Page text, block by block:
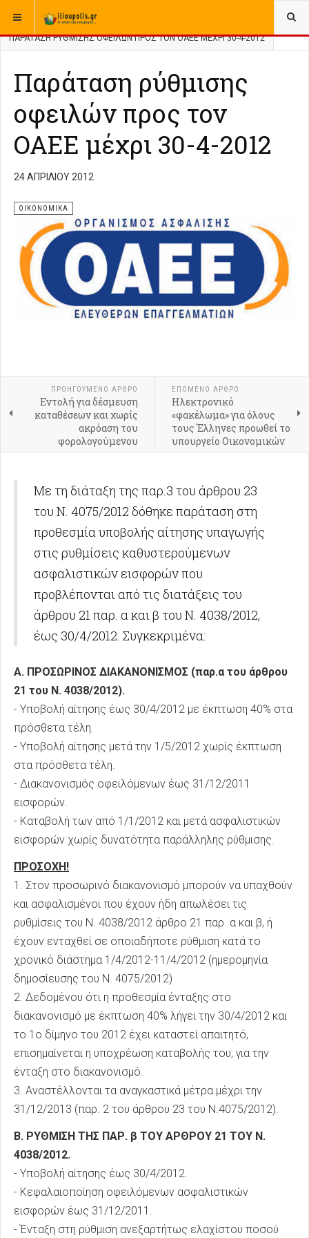
ΒΡΊΣΚΕΣΤΕ ΕΔΏ: ΑΡΧΙΚΉ
ΠΑΡΆΤΑΣΗ ΡΎΘΜΙΣΗΣ ΟΦΕΙΛΏΝ ΠΡΟΣ ΤΟΝ ΟΑΕΕ ΜΈΧΡΙ 30-4-2012
Παράταση ρύθμισης
οφειλών προς τον
ΟΑΕΕ μέχρι 30-4-2012
24 ΑΠΡΙΛΊΟΥ 2012
ΟΙΚΟΝΟΜΙΚΑ
ΠΡΟΗΓΟΎΜΕΝΟ ΑΡΘΡΟ
Εντολή για δέσμευση
καταθέσεων και χωρίς
ακρόαση του
φορολογούμενου
ΕΠΟΜΕΝΟ ΑΡΘΡΟ
Ηλεκτρονικό
«φακέλωμα» για όλους
τους Έλληνες προωθεί το
υπουργείο Οικονομικών
Με τη διάταξη της παρ.3 του άρθρου 23
του Ν. 4075/2012 δόθηκε παράταση στη
προθεσμία υποβολής αίτησης υπαγωγής
στις ρυθμίσεις καθυστερούμενων
ασφαλιστικών εισφορών που
προβλέπονται από τις διατάξεις του
άρθρου 21 παρ. α και β του Ν. 4038/2012,
έως 30/4/2012. Συγκεκριμένα:
Α. ΠΡΟΣΩΡΙΝΟΣ ΔΙΑΚΑΝΟΝΙΣΜΟΣ (παρ.α του άρθρου
21 του Ν. 4038/2012).
- Υποβολή αίτησης έως 30/4/2012 με έκπτωση 40% στα
πρόσθετα τέλη.
- Υποβολή αίτησης μετά την 1/5/2012 χωρίς έκπτωση
στα πρόσθετα τέλη.
- Διακανονισμός οφειλόμενων έως 31/12/2011
εισφορών.
- Καταβολή των από 1/1/2012 και μετά ασφαλιστικών
εισφορών χωρίς δυνατότητα παράλληλης ρύθμισης.
ΠΡΟΣΟΧΗ!
1. Στον προσωρινό διακανονισμό μπορούν να υπαχθούν
και ασφαλισμένοι που έχουν ήδη απωλέσει τις
ρυθμίσεις του Ν. 4038/2012 άρθρο 21 παρ. α και β, ή
έχουν ενταχθεί σε οποιαδήποτε ρύθμιση κατά το
χρονικό διάστημα 1/4/2012-11/4/2012 (ημερομηνία
δημοσίευσης του Ν. 4075/2012)
2. Δεδομένου ότι η προθεσμία ένταξης στο
διακανονισμό με έκπτωση 40% λήγει την 30/4/2012 και
το 1ο δίμηνο του 2012 έχει καταστεί απαιτητό,
επισημαίνεται η υποχρέωση καταβολής του, για την
ένταξη στο διακανονισμό.
3. Αναστέλλονται τα αναγκαστικά μέτρα μέχρι την
31/12/2013 (παρ. 2 του άρθρου 23 του Ν.4075/2012).
Β. ΡΥΘΜΙΣΗ ΤΗΣ ΠΑΡ. β ΤΟΥ ΑΡΘΡΟΥ 21 ΤΟΥ Ν.
4038/2012.
- Υποβολή αίτησης έως 30/4/2012.
- Κεφαλαιοποίηση οφειλόμενων ασφαλιστικών
εισφορών έως 31/12/2011.
- Ένταξη στη ρύθμιση ανεξαρτήτως ελαχίστου ποσού